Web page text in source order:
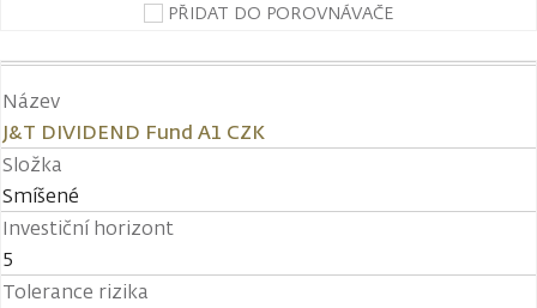
PŘIDAT DO POROVNÁVAČE
Název
J&T DIVIDEND Fund A1 CZK
Složka
Smíšené
Investiční horizont
5
Tolerance rizika